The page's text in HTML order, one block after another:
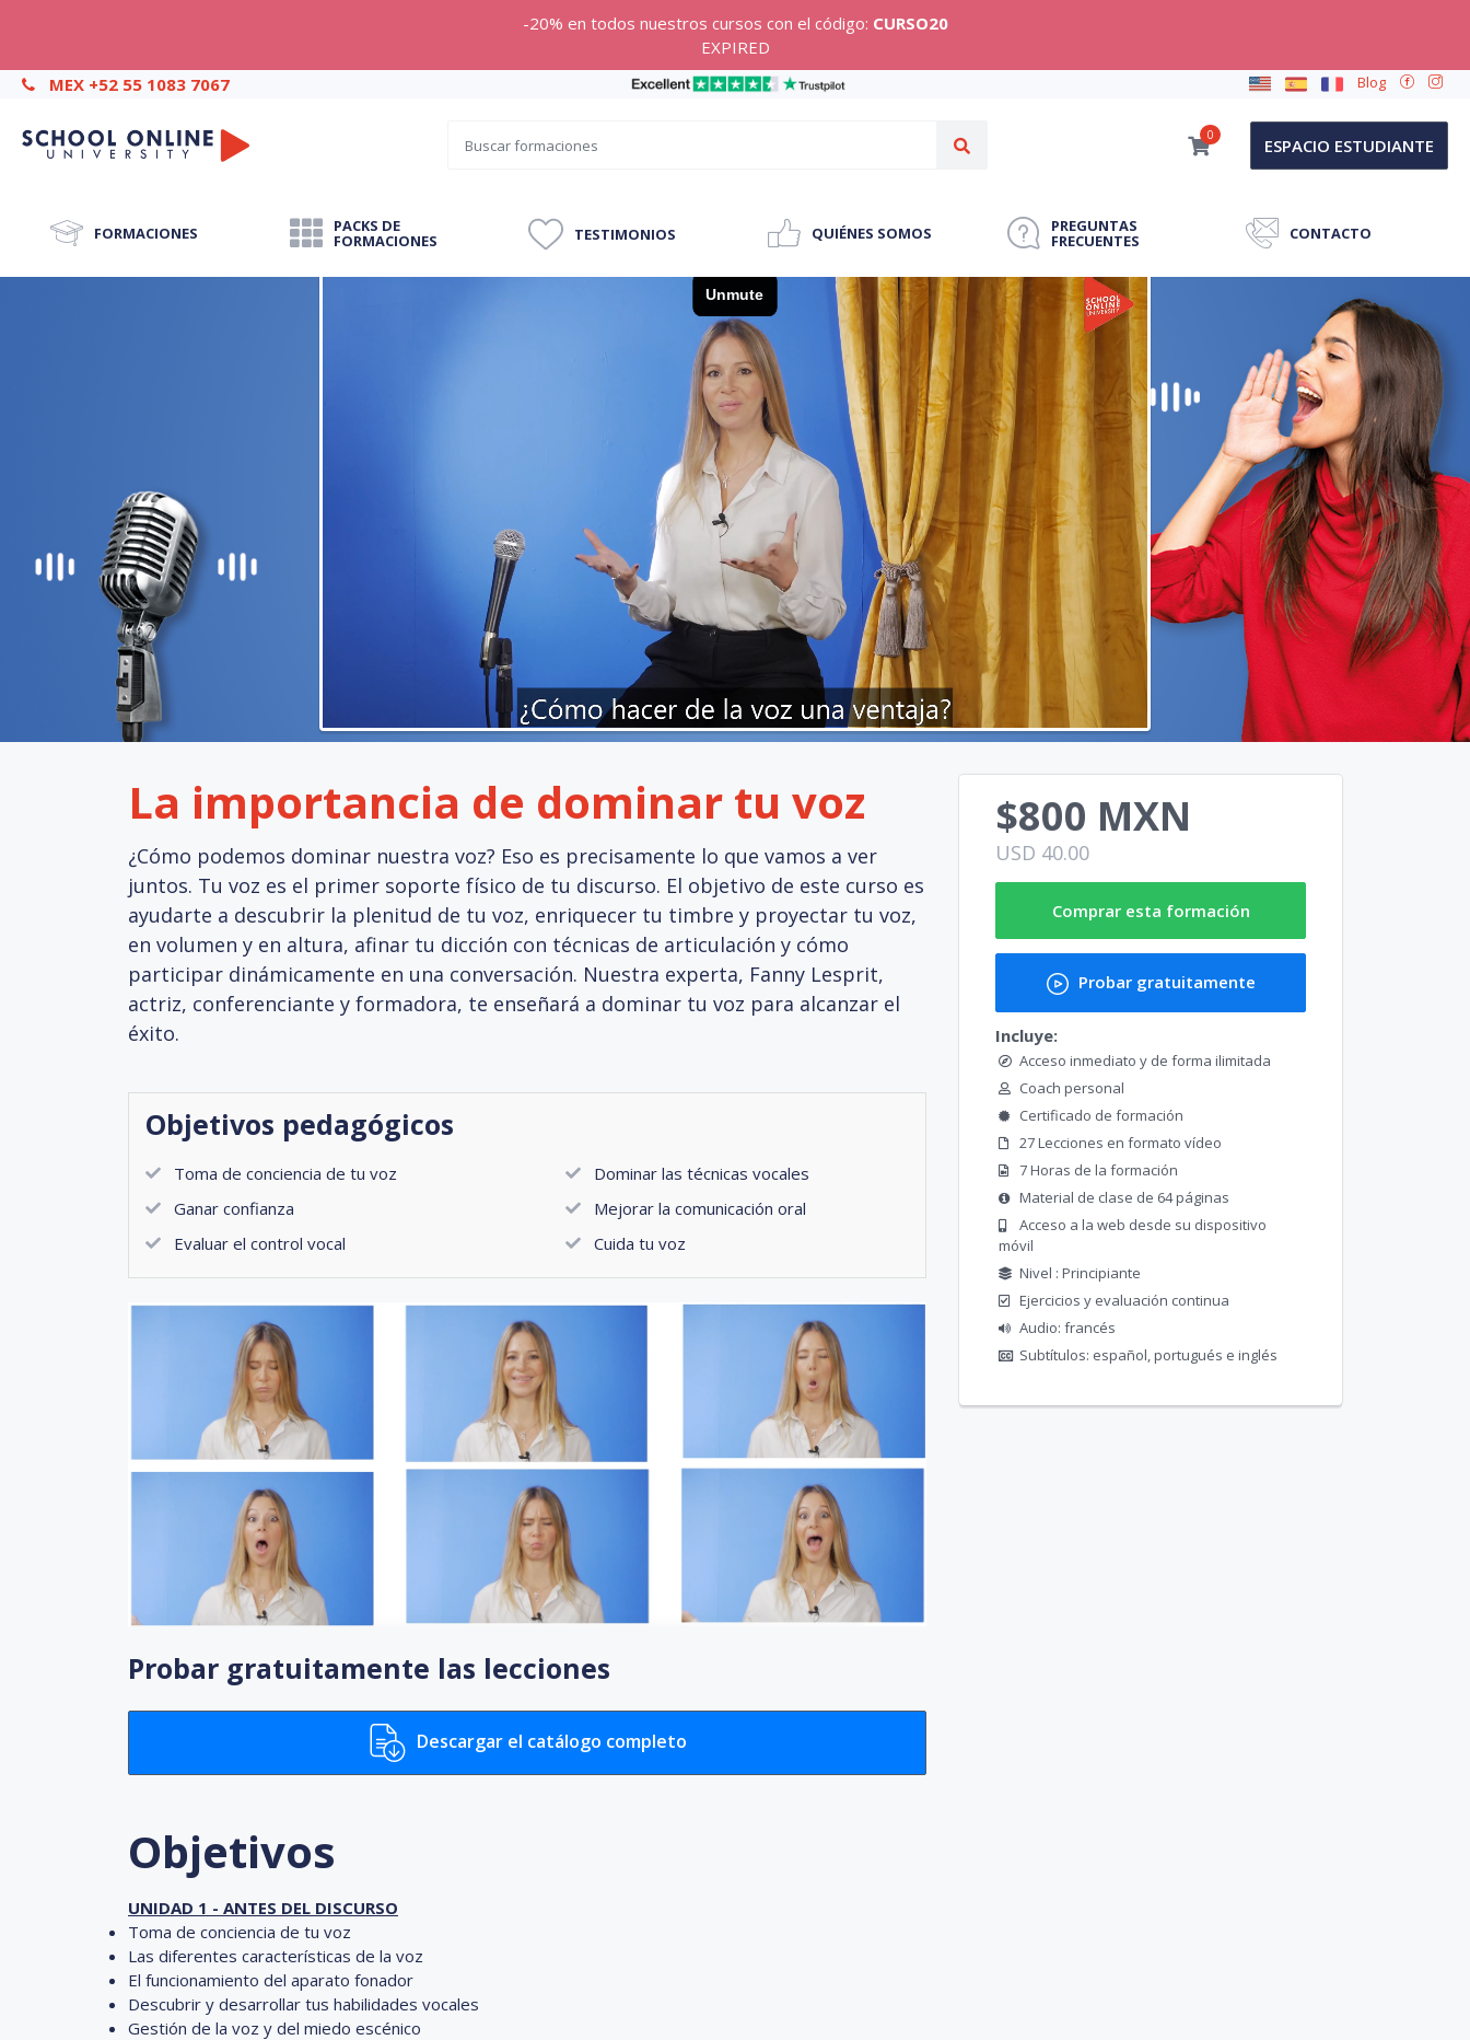
-20% en todos nuestros cursos con el código: CURSO20
EXPIRED
MEX +52 55 1083 7067
Blog
0 ESPACIO ESTUDIANTE
FORMACIONES PACKS DE
FORMACIONES TESTIMONIOS QUIÉNES SOMOS PREGUNTAS
FRECUENTES CONTACTO
La importancia de dominar tu voz
¿Cómo podemos dominar nuestra voz? Eso es precisamente lo que vamos a ver
juntos. Tu voz es el primer soporte físico de tu discurso. El objetivo de este curso es
ayudarte a descubrir la plenitud de tu voz, enriquecer tu timbre y proyectar tu voz,
en volumen y en altura, afinar tu dicción con técnicas de articulación y cómo
participar dinámicamente en una conversación. Nuestra experta, Fanny Lesprit,
actriz, conferenciante y formadora, te enseñará a dominar tu voz para alcanzar el
éxito.
Objetivos pedagógicos
Toma de conciencia de tu voz
Dominar las técnicas vocales
Ganar confianza
Mejorar la comunicación oral
Evaluar el control vocal
Cuida tu voz
Probar gratuitamente las lecciones
Descargar el catálogo completo
Objetivos
UNIDAD 1 - ANTES DEL DISCURSO
Toma de conciencia de tu voz
Las diferentes características de la voz
El funcionamiento del aparato fonador
Descubrir y desarrollar tus habilidades vocales
Gestión de la voz y del miedo escénico
$800 MXN
USD 40.00
Comprar esta formación
Probar gratuitamente
Incluye:
Acceso inmediato y de forma ilimitada
Coach personal
Certificado de formación
27 Lecciones en formato vídeo
7 Horas de la formación
Material de clase de 64 páginas
Acceso a la web desde su dispositivo
móvil
Nivel : Principiante
Ejercicios y evaluación continua
Audio: francés
Subtítulos: español, portugués e inglés